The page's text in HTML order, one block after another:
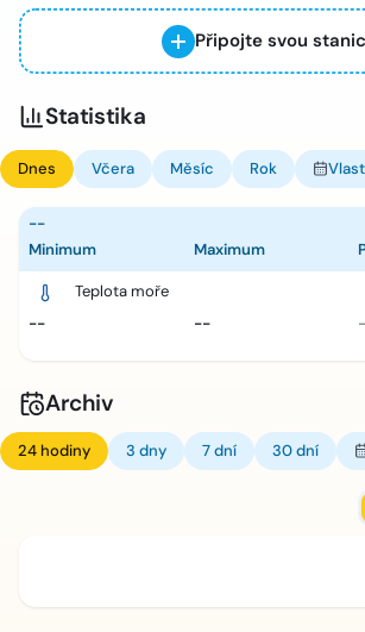
Připojte svou
Statistika
Dnes Včera Měsíc Rok
--
Minimum
Maximum
Teplota moře
--
--
Archiv
24 hodiny 3 dny 7 dní 30 dní